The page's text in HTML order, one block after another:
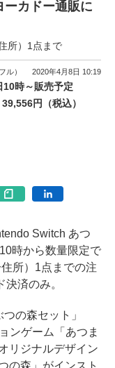
ーカドー通販に
所）1点まで
ル） 2020年4月8日 10:19
10時～販売予定
円（税込）
Switch あつ
時から数量限定で
所）1点までの注
済のみ。
の森セット」
ンゲーム「あつま
リジナルデザイン